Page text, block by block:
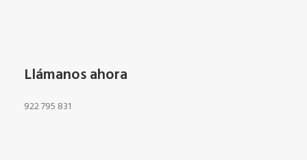
Llámanos ahora
922 795 831